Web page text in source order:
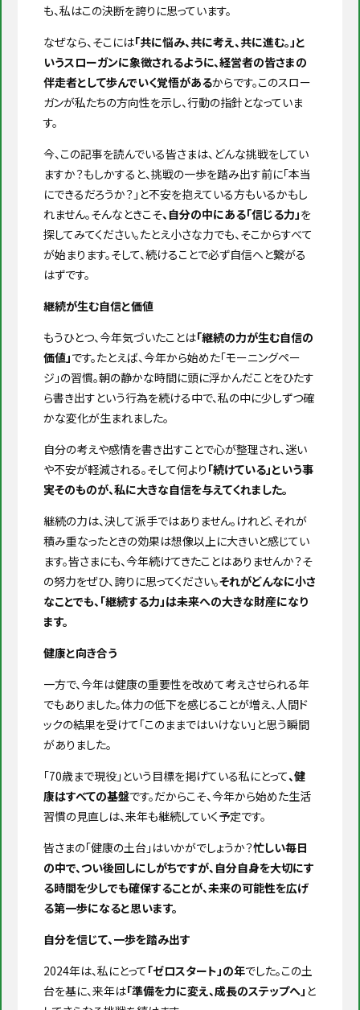
も、私はこの決断を誇りに思っています。
なぜなら、そこには「共に悩み、共に考え、共に進む。」と
いうスローガンに象徴されるように、経営者の皆さまの
伴走者として歩んでいく覚悟があるからです。このスロー
ガンが私たちの方向性を示し、行動の指針となっていま
す。
今、この記事を読んでいる皆さまは、どんな挑戦をしてい
ますか？もしかすると、挑戦の一歩を踏み出す前に「本当
にできるだろうか？」と不安を抱えている方もいるかもし
れません。そんなときこそ、自分の中にある「信じる力」を
探してみてください。たとえ小さな力でも、そこからすべて
が始まります。そして、続けることで必ず自信へと繋がる
はずです。
継続が生む自信と価値
もうひとつ、今年気づいたことは「継続の力が生む自信の
価値」です。たとえば、今年から始めた「モーニングペー
ジ」の習慣。朝の静かな時間に頭に浮かんだことをひたす
ら書き出すという行為を続ける中で、私の中に少しずつ確
かな変化が生まれました。
自分の考えや感情を書き出すことで心が整理され、迷い
や不安が軽減される。そして何より 「続けている」という事
実そのものが、私に大きな自信を与えてくれました。
継続の力は、決して派手ではありません。けれど、それが
積み重なったときの効果は想像以上に大きいと感じてい
ます。皆さまにも、今年続けてきたことはありませんか？そ
の努力をぜひ、誇りに思ってください。それがどんなに小さ
なことでも、「継続する力」は未来への大きな財産になり
ます。
健康と向き合う
一方で、今年は健康の重要性を改めて考えさせられる年
でもありました。体力の低下を感じることが増え、人間ド
ックの結果を受けて「このままではいけない」と思う瞬間
がありました。
「70歳まで現役」という目標を掲げている私にとって、健
康はすべての基盤です。だからこそ、今年から始めた生活
習慣の見直しは、来年も継続していく予定です。
皆さまの「健康の土台」はいかがでしょうか？忙しい毎日
の中で、つい後回しにしがちですが、自分自身を大切にす
る時間を少しでも確保することが、未来の可能性を広げ
る第一歩になると思います。
自分を信じて、一歩を踏み出す
2024年は、私にとって 「ゼロスタート」の年でした。この土
台を基に、来年は「準備を力に変え、成長のステップへ」 と